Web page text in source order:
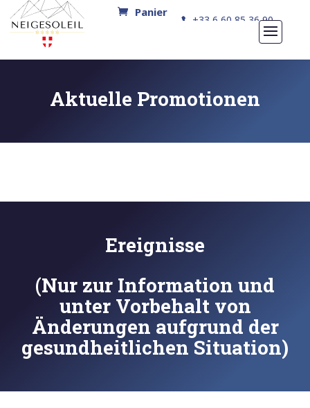
+33 6 60 85 36 90
Aktuelle Promotionen
Ereignisse
(Nur zur Information und
unter Vorbehalt von
Änderungen aufgrund der
gesundheitlichen Situation)